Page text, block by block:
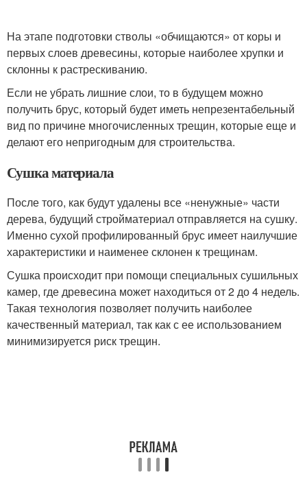
На этапе подготовки стволы «обчищаются» от коры и
первых слоев древесины, которые наиболее хрупки и
склонны к растрескиванию.
Если не убрать лишние слои, то в будущем можно
получить брус, который будет иметь непрезентабельный
вид по причине многочисленных трещин, которые еще и
делают его непригодным для строительства.
Сушка материала
После того, как будут удалены все «ненужные» части
дерева, будущий стройматериал отправляется на сушку.
Именно сухой профилированный брус имеет наилучшие
характеристики и наименее склонен к трещинам.
Сушка происходит при помощи специальных сушильных
камер, где древесина может находиться от 2 до 4 недель.
Такая технология позволяет получить наиболее
качественный материал, так как с ее использованием
минимизируется риск трещин.